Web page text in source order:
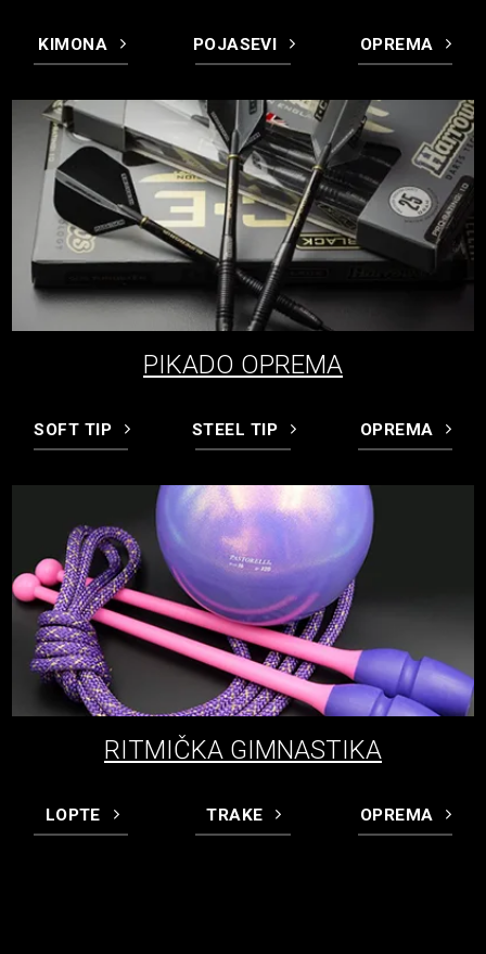
KIMONA POJASEVI OPREMA
PIKADO OPREMA
SOFT TIP STEEL TIP OPREMA
RITMIČKA GIMNASTIKA
LOPTE TRAKE OPREMA